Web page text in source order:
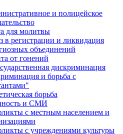
и полицейское
для молитвы
в регистрации и ликвидация
объединений
от гонений
дискриминация
и борьба с
борьба
и СМИ
с местным населением и
с учреждениями культуры